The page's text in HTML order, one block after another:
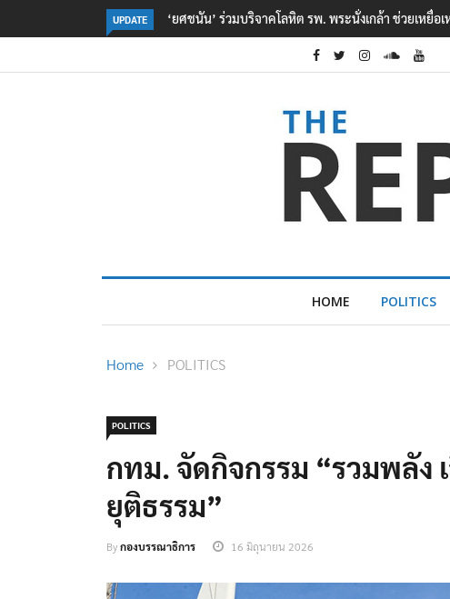
UPDATE ตร. อยู่ระหว่างสอบสวนแรงจูงใจ เหตุยิงในโรงเรียนเท
HOME POLITICS
Home POLITICS
POLITICS
กทม. จัดกิจกรรม “รวมพลัง
ยุติธรรม”
Byกองบรรณาธิการ 16 มิถุนายน 2026